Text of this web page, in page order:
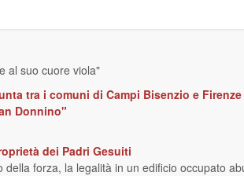
al suo cuore viola"
tra i comuni di Campi Bisenzio e
Donnino"
dei Padri Gesuiti
forza, la legalità in un edificio occupato